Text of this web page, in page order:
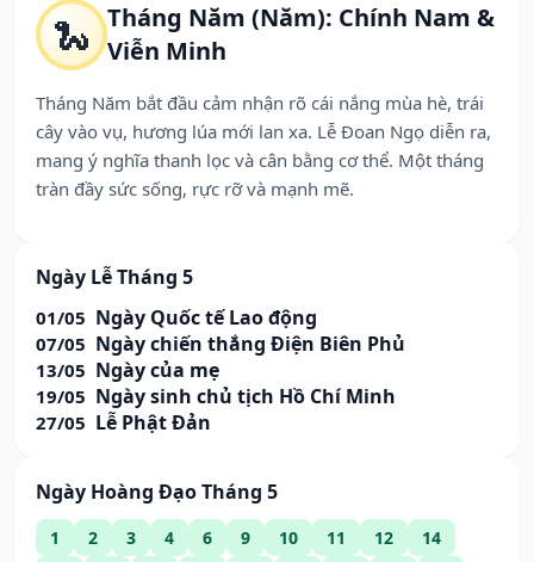
🐍 Tháng Năm (Năm): Chính Nam &
Viễn Minh
Tháng Năm bắt đầu cảm nhận rõ cái nắng mùa hè, trái
cây vào vụ, hương lúa mới lan xa. Lễ Đoan Ngọ diễn ra,
mang ý nghĩa thanh lọc và cân bằng cơ thể. Một tháng
tràn đầy sức sống, rực rỡ và mạnh mẽ.
Ngày Lễ Tháng 5
01/05 Ngày Quốc tế Lao động
07/05 Ngày chiến thắng Điện Biên Phủ
13/05 Ngày của mẹ
19/05 Ngày sinh chủ tịch Hồ Chí Minh
27/05 Lễ Phật Đản
Ngày Hoàng Đạo Tháng 5
1 2 3 4 6 9 10 11 12
14